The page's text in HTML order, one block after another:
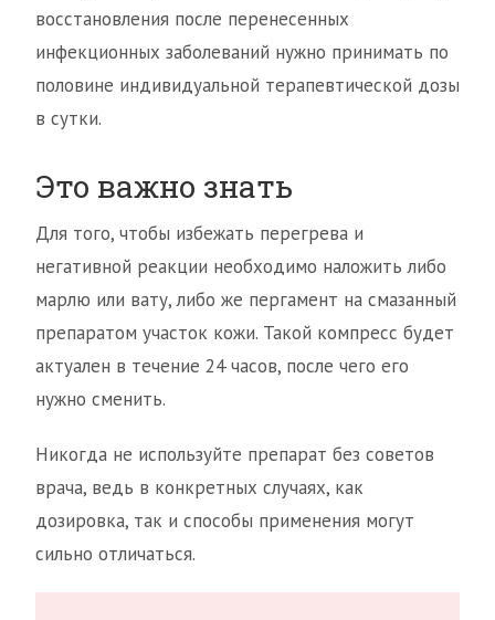
восстановления после перенесенных
инфекционных заболеваний нужно принимать по
половине индивидуальной терапевтической дозы
в сутки.
Это важно знать
Для того, чтобы избежать перегрева и
негативной реакции необходимо наложить либо
марлю или вату, либо же пергамент на смазанный
препаратом участок кожи. Такой компресс будет
актуален в течение 24 часов, после чего его
нужно сменить.
Никогда не используйте препарат без советов
врача, ведь в конкретных случаях, как
дозировка, так и способы применения могут
сильно отличаться.